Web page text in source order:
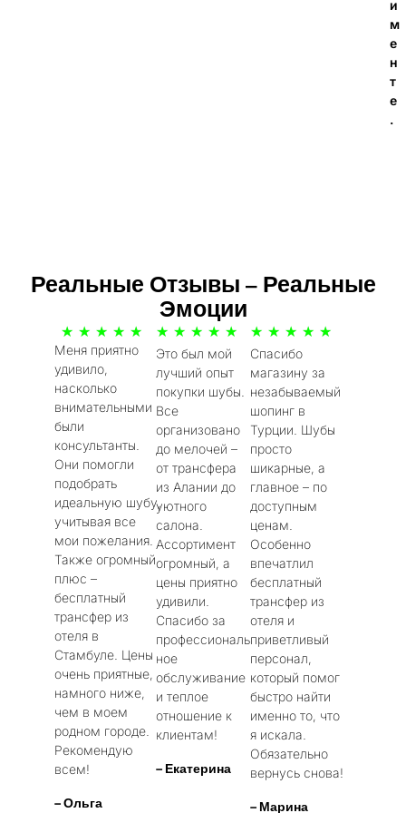
и
м
е
н
т
е
.
Реальные Отзывы – Реальные
Эмоции
★ ★ ★ ★ ★
Меня приятно
удивило,
насколько
внимательными
были
консультанты.
Они помогли
подобрать
идеальную шубу,
учитывая все
мои пожелания.
Также огромный
плюс –
бесплатный
трансфер из
отеля в
Стамбуле. Цены
очень приятные,
намного ниже,
чем в моем
родном городе.
Рекомендую
всем!
– Ольга
★ ★ ★ ★ ★5
Это был мой
лучший опыт
покупки шубы.
Все
организовано
до мелочей –
от трансфера
из Алании до
уютного
салона.
Ассортимент
огромный, а
цены приятно
удивили.
Спасибо за
профессиональ
ное
обслуживание
и теплое
отношение к
клиентам!
– Екатерина
★ ★ ★ ★ ★
Спасибо
магазину за
незабываемый
шопинг в
Турции. Шубы
просто
шикарные, а
главное – по
доступным
ценам.
Особенно
впечатлил
бесплатный
трансфер из
отеля и
приветливый
персонал,
который помог
быстро найти
именно то, что
я искала.
Обязательно
вернусь снова!
– Марина